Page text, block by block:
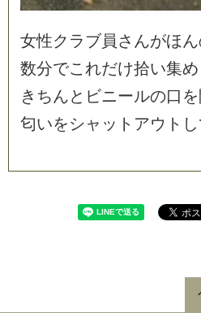
女性ク ラブ員 さ んがほん
数分でこ れだけ拾い集め
き ちんと ビニールの口 を
匂いをシャ ッ ト アウ ト し